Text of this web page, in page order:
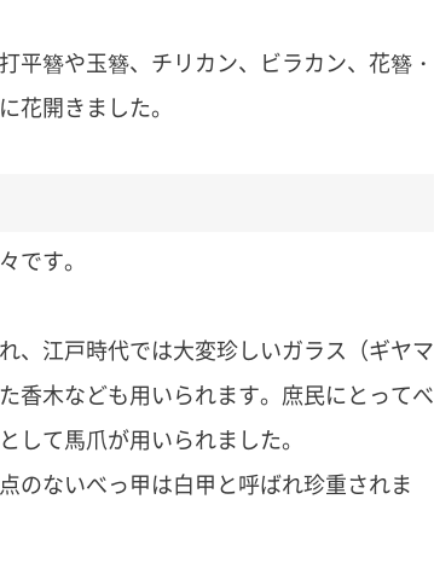
平簪や玉簪、チリカン、ビラカン、花簪・
花開きました。
です。
、江戸時代では大変珍しいガラス（ギヤマ
香木なども用いられます。庶民にとってべ
して馬爪が用いられました。
のないべっ甲は白甲と呼ばれ珍重されま